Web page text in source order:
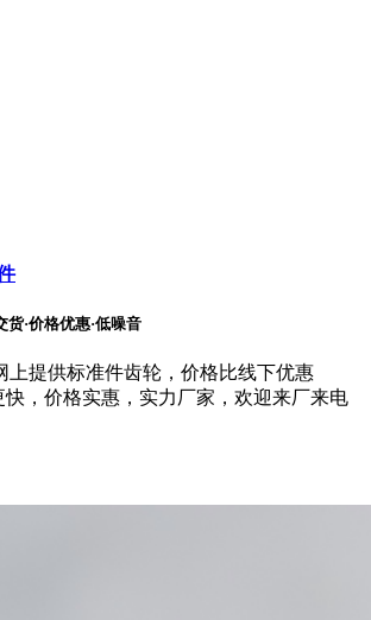
货·价格优惠·低噪音
上提供标准件齿轮，价格比线下优惠
快，价格实惠，实力厂家，欢迎来厂来电